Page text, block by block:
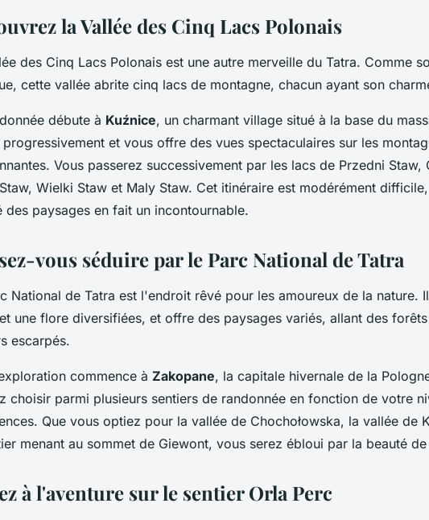
la Vallée des Cinq Lacs Polonais
des Cinq Lacs Polonais est une autre merveille du Tatra. Comme
cette vallée abrite cinq lacs de montagne, chacun ayant son
débute à Kuźnice, un charmant village situé à la base du
progressivement et vous offre des vues spectaculaires sur les
Vous passerez successivement par les lacs de Przedni Staw,
Wielki Staw et Maly Staw. Cet itinéraire est modérément
des paysages en fait un incontournable.
vous séduire par le Parc National de Tatra
National de Tatra est l'endroit rêvé pour les amoureux de la nature.
une flore diversifiées, et offre des paysages variés, allant des
escarpés.
commence à Zakopane, la capitale hivernale de la
choisir parmi plusieurs sentiers de randonnée en fonction de votre
Que vous optiez pour la vallée de Chochołowska, la vallée de
menant au sommet de Giewont, vous serez ébloui par la beauté
à l'aventure sur le sentier Orla Perc